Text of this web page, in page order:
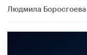
Людмила Боросгоева